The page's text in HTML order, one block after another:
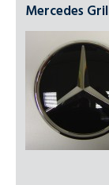
Mercedes